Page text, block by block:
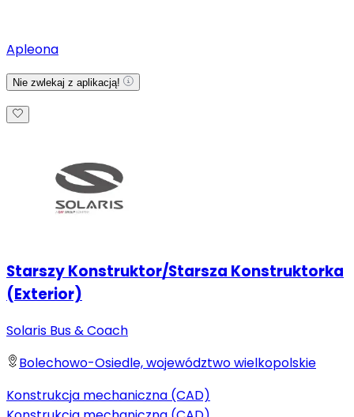
Apleona
Nie zwlekaj z aplikacją!
Starszy Konstruktor/Starsza Konstruktorka
(Exterior)
Solaris Bus & Coach
Bolechowo-Osiedle, województwo wielkopolskie
Konstrukcja mechaniczna (CAD)